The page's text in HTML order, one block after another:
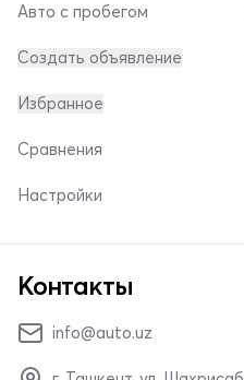
Авто с пробегом
Создать объявление
Избранное
Сравнения
Настройки
Контакты
info@auto.uz